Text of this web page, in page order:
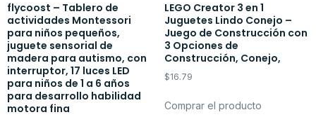
flycoost – Tablero de
actividades Montessori
para niños pequeños,
juguete sensorial de
madera para autismo, con
interruptor, 17 luces LED
para niños de 1 a 6 años
para desarrollo habilidad
motora fina
LEGO Creator 3 en 1
Juguetes Lindo Conejo –
Juego de Construcción con
3 Opciones de
Construcción, Conejo,
$16.79
Comprar el producto